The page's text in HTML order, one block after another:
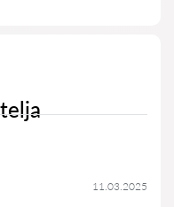
11.03.2025